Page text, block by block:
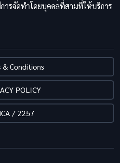
รจัดทำโดยบุคคลที่สามที่ให้บริการ
& Conditions
POLICY
/ 2257